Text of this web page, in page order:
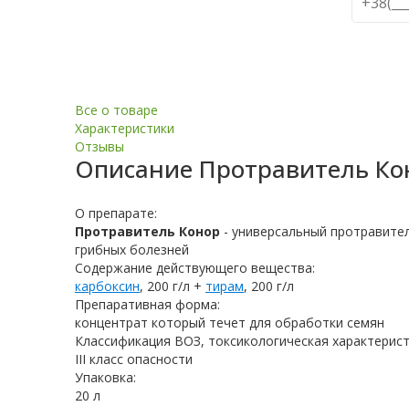
Все о товаре
Характеристики
Отзывы
Описание Протравитель
О препарате:
Протравитель Конор - универсальный
грибных болезней
Содержание действующего вещества:
карбоксин, 200 г/л + тирам, 200 г/л
Препаративная форма:
концентрат который течет для обработки семян
Классификация ВОЗ, токсикологическая
III класс опасности
Упаковка:
20 л